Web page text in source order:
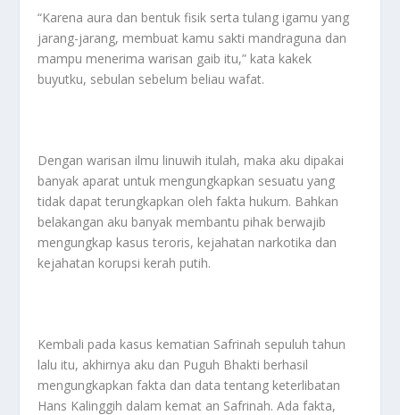
“Karena aura dan bentuk fisik serta tulang igamu yang
jarang-jarang, membuat kamu sakti mandraguna dan
mampu menerima warisan gaib itu,” kata kakek
buyutku, sebulan sebelum beliau wafat.
Dengan warisan ilmu linuwih itulah, maka aku dipakai
banyak aparat untuk mengungkapkan sesuatu yang
tidak dapat terungkapkan oleh fakta hukum. Bahkan
belakangan aku banyak membantu pihak berwajib
mengungkap kasus teroris, kejahatan narkotika dan
kejahatan korupsi kerah putih.
Kembali pada kasus kematian Safrinah sepuluh tahun
lalu itu, akhirnya aku dan Puguh Bhakti berhasil
mengungkapkan fakta dan data tentang keterlibatan
Hans Kalinggih dalam kemat an Safrinah. Ada fakta,